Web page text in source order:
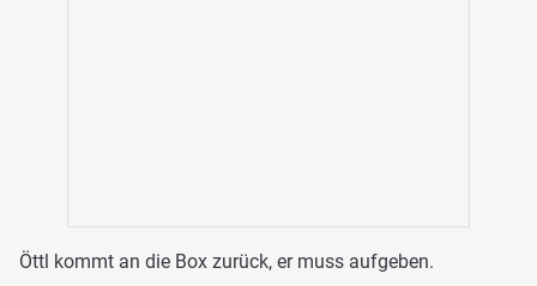
Öttl kommt an die Box zurück, er muss aufgeben.